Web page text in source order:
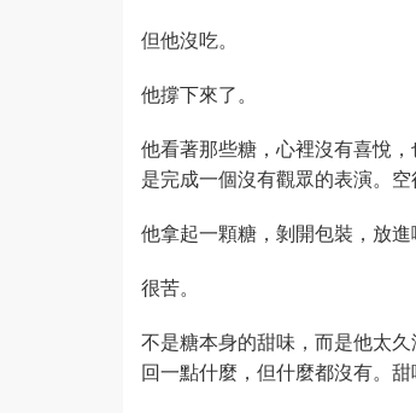
但他沒吃。
他撐下來了。
他看著那些糖，心裡沒有喜悅
是完成一個沒有觀眾的表演。空
他拿起一顆糖，剝開包裝，放進
很苦。
不是糖本身的甜味，而是他太
回一點什麼，但什麼都沒有。